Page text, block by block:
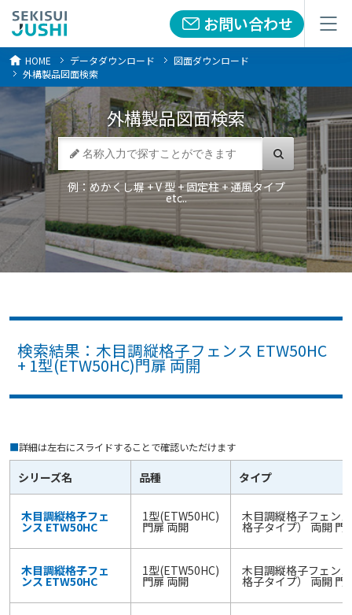
お問い合わせ
メニュー お問い合わせ
メニュー
HOME データダウンロード
図面ダウンロード
外構製品図面検索
外構製品図面検索
例：めかくし塀 + V 型 + 固定柱 + 通風タイプ
etc..
検索結果：木目調縦格子フェンス ETW50HC
+ 1型(ETW50HC)門扉 両開
■詳細は左右にスライドすることで確認いただけます
シリーズ名 品種 タイプ
木目調縦格子フェ
ンス ETW50HC
1型(ETW50HC)
門扉 両開
木目調縦格子フェン
格子タイプ） 両開 門
木目調縦格子フェ
ンス ETW50HC
1型(ETW50HC)
門扉 両開
木目調縦格子フェン
格子タイプ） 両開 門